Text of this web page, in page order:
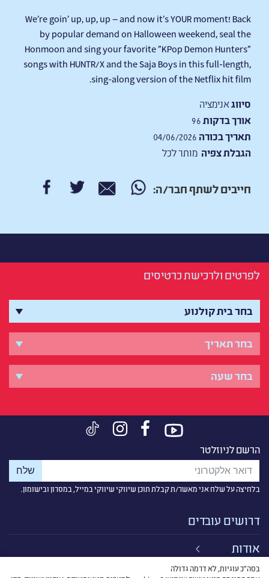
We're goin' up, up, up — and now it's YOUR moment! Back
by popular demand on Halloween weekend, seal the
Honmoon and sing your favorite "KPop Demon Hunters"
songs with HUNTR/X and the Saja Boys in this full-length,
sing-along version of the Netflix hit film.
סיווגאנימציה
אורך בדקות
תאריך בכורה
הגבלת צפיה מותר לכל
חייבים לשתף חבר/ה:
לפרטים ולרכישת כרטיסים
הרשם לניוזלטר
בלחיצה על שלח אני מאשר/ת קבלת תוכן שיווקי שיווקי במייל, במסרון ובישומון.
דרושים עובדים
אודות
קישורים
בסה״כ עוגיות, לא דרמה גדולה